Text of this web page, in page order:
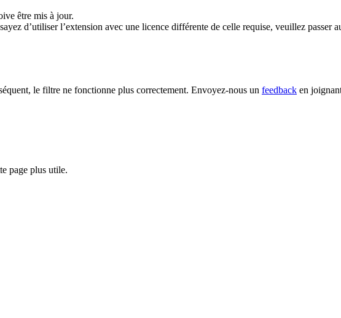
être mis à jour.
d’utiliser l’extension avec une licence différente de celle requise, veuillez passer
le filtre ne fonctionne plus correctement. Envoyez-nous un feedback en
page plus utile.